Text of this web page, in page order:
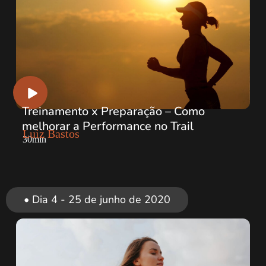
Treinamento x Preparação – Como
melhorar a Performance no Trail
Luiz Bastos
30min
• Dia 4 - 25 de junho de 2020